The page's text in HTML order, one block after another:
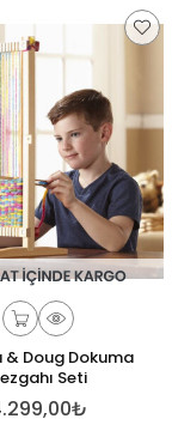
& Doug Dokuma
Seti